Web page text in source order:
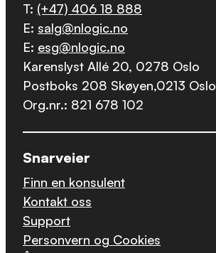
T: (+47) 406 18 888
E: salg@nlogic.no
E: esg@nlogic.no
Karenslyst Allé 20, 0278 Oslo
Postboks 208 Skøyen,0213 Oslo
Org.nr.: 821 678 102
Snarveier
Finn en konsulent
Kontakt oss
Support
Personvern og Cookies